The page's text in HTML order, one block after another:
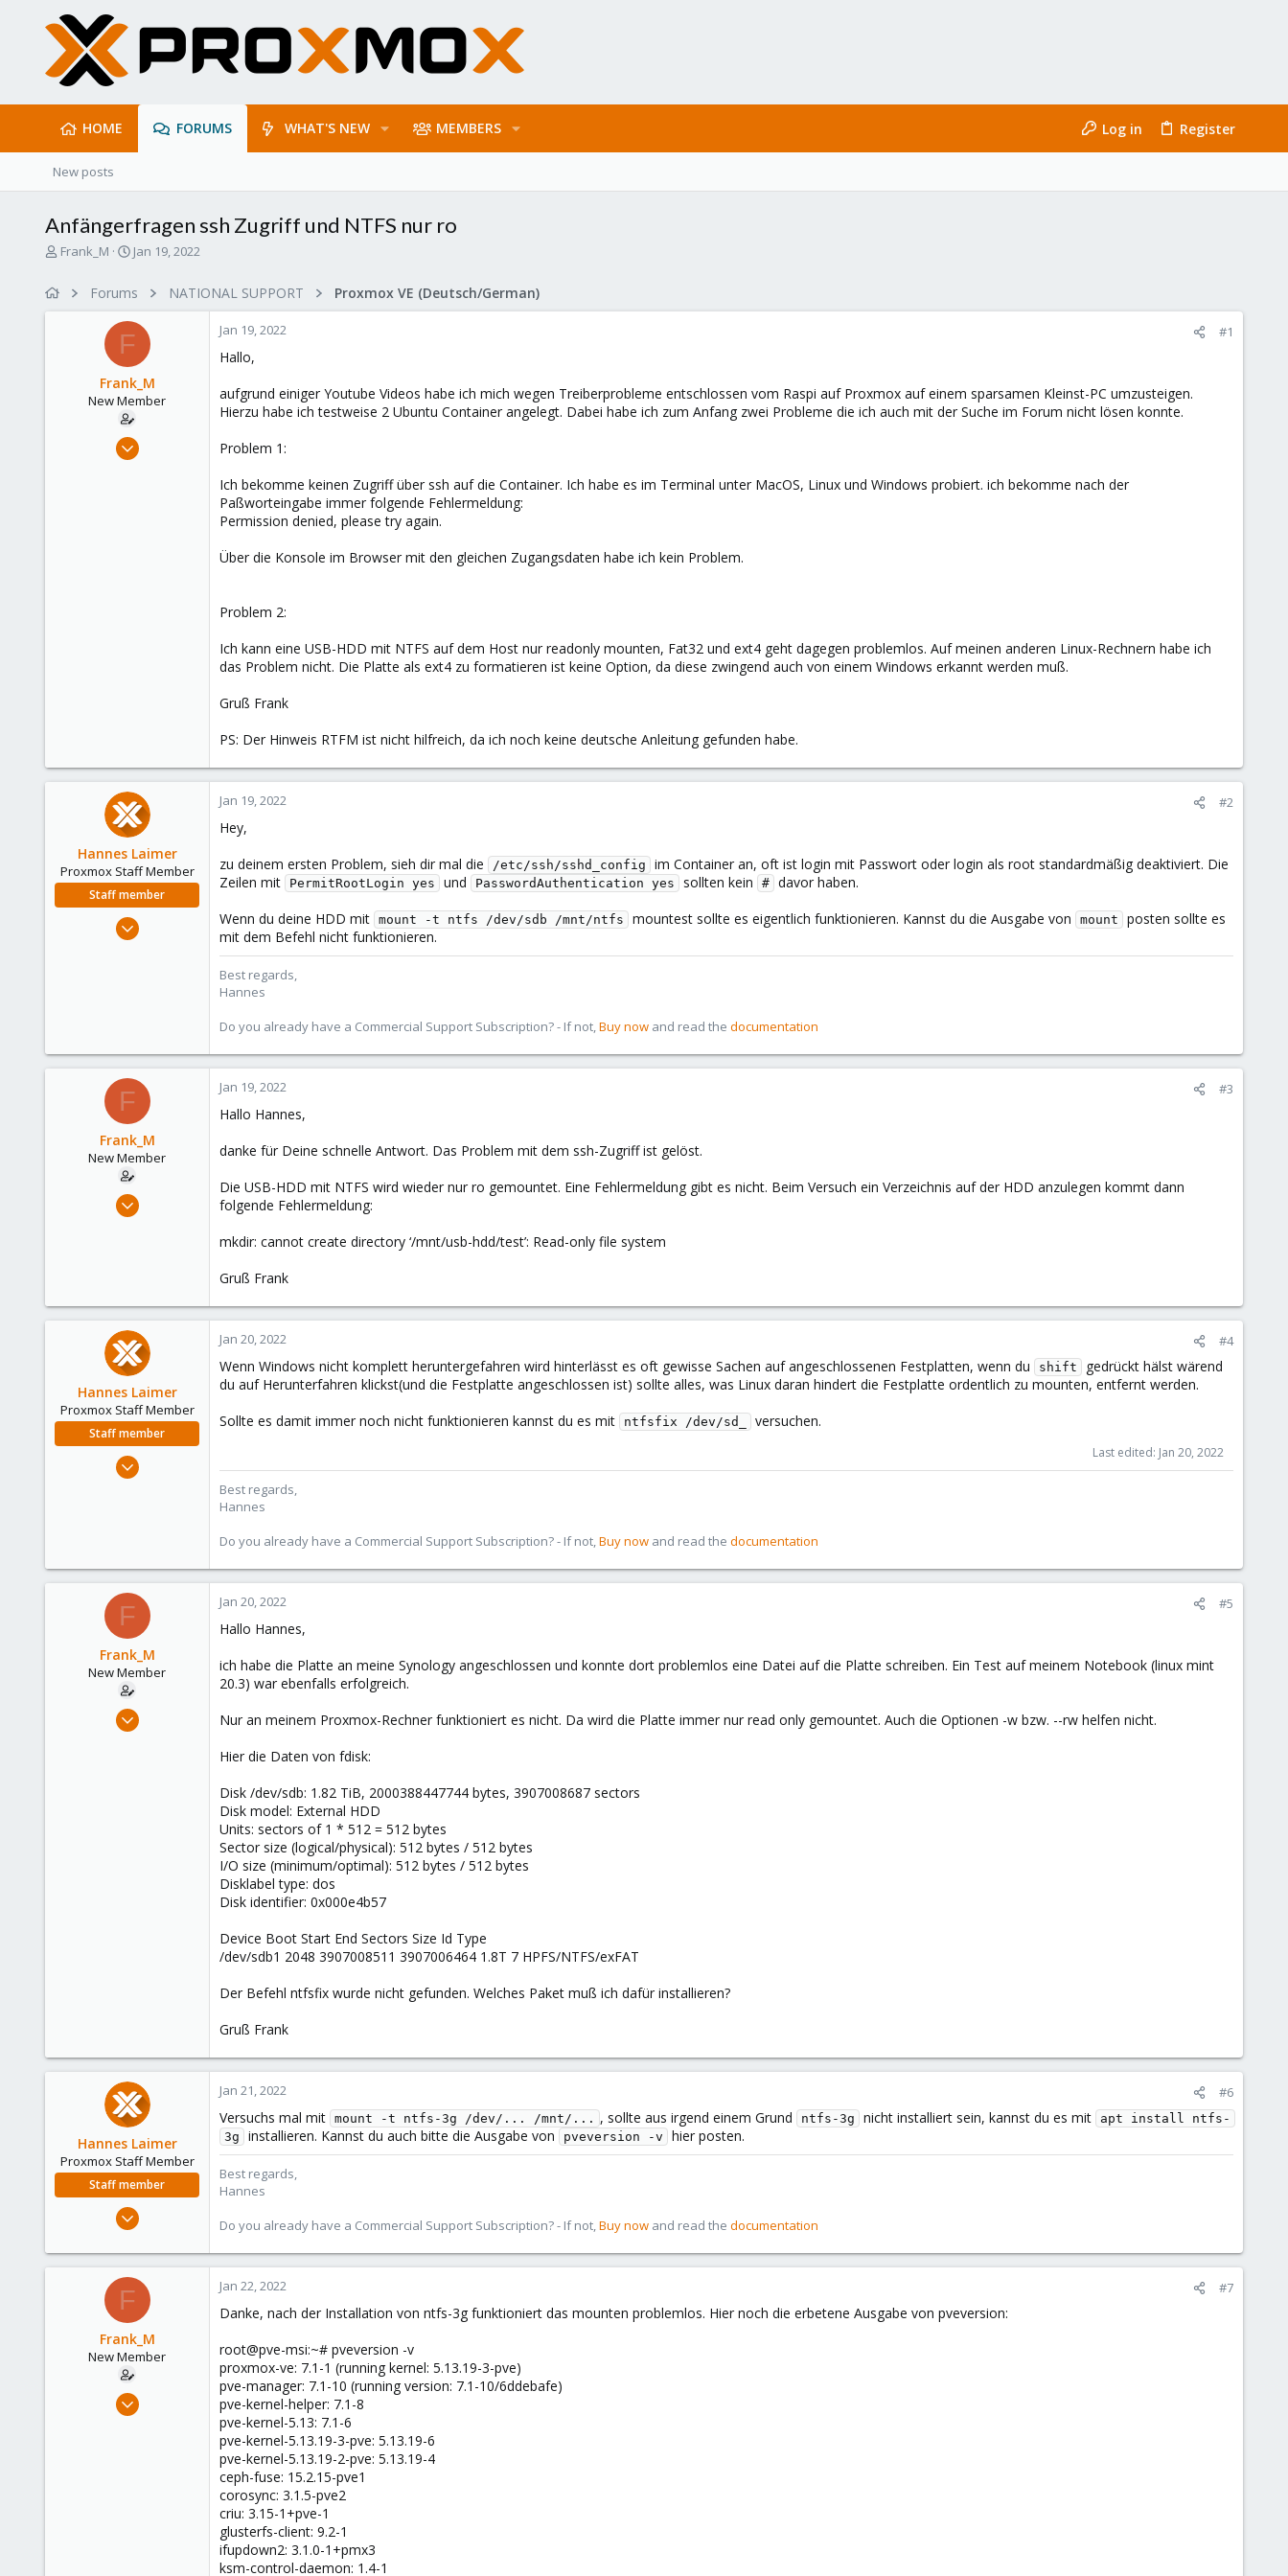
HOME FORUMS WHAT'S NEW MEMBERS Log in Register
New posts
Anfängerfragen ssh Zugriff und NTFS nur ro
T
Frank_M
S
r
t
d
t
e
Jan 19, 2022
Forums NATIONAL SUPPORT Proxmox VE (Deutsch/German)
F
Frank_M
New Member
Jan 18, 2022
Jan 19, 2022 #1
Hallo,
aufgrund einiger Youtube Videos habe ich mich wegen Treiberprobleme entschlossen vom Raspi auf Proxmox auf einem sparsamen Kleinst-PC umzusteigen.
Hierzu habe ich testweise 2 Ubuntu Container angelegt. Dabei habe ich zum Anfang zwei Probleme die ich auch mit der Suche im Forum nicht lösen konnte.
Problem 1:
Ich bekomme keinen Zugriff über ssh auf die Container. Ich habe es im Terminal unter MacOS, Linux und Windows probiert. ich bekomme nach der
Paßworteingabe immer folgende Fehlermeldung:
Permission denied, please try again.
Über die Konsole im Browser mit den gleichen Zugangsdaten habe ich kein Problem.
Problem 2:
Ich kann eine USB-HDD mit NTFS auf dem Host nur readonly mounten, Fat32 und ext4 geht dagegen problemlos. Auf meinen anderen Linux-Rechnern habe ich
das Problem nicht. Die Platte als ext4 zu formatieren ist keine Option, da diese zwingend auch von einem Windows erkannt werden muß.
Gruß Frank
PS: Der Hinweis RTFM ist nicht hilfreich, da ich noch keine deutsche Anleitung gefunden habe.
Hannes Laimer
Proxmox Staff Member
Staff member
Jul 27, 2020
Jan 19, 2022 #2
Hey,
zu deinem ersten Problem, sieh dir mal die
/etc/ssh/sshd_config
im Container an, oft ist login mit Passwort oder login als root standardmäßig deaktiviert. Die
Zeilen mit
PermitRootLogin yes und PasswordAuthentication yes sollten kein # davor haben.
Wenn du deine HDD mit mount -t ntfs /dev/sdb /mnt/ntfs mountest sollte es eigentlich funktionieren. Kannst du die Ausgabe von mount
posten sollte es
mit dem Befehl nicht funktionieren.
Best regards,
Hannes
Do you already have a Commercial Support Subscription? - If not,Buy now and read the documentation
F
Frank_M
New Member
Jan 18, 2022
Jan 19, 2022 #3
Hallo Hannes,
danke für Deine schnelle Antwort. Das Problem mit dem ssh-Zugriff ist gelöst.
Die USB-HDD mit NTFS wird wieder nur ro gemountet. Eine Fehlermeldung gibt es nicht. Beim Versuch ein Verzeichnis auf der HDD anzulegen kommt dann
folgende Fehlermeldung:
mkdir: cannot create directory ‘/mnt/usb-hdd/test’: Read-only file system
Gruß Frank
Hannes Laimer
Proxmox Staff Member
Staff member
Jul 27, 2020
Jan 20, 2022 #4
Wenn Windows nicht komplett heruntergefahren wird hinterlässt es oft gewisse Sachen auf angeschlossenen Festplatten, wenn du shift
gedrückt hälst wärend
du auf Herunterfahren klickst(und die Festplatte angeschlossen ist) sollte alles, was Linux daran hindert die Festplatte ordentlich zu mounten, entfernt werden.
Sollte es damit immer noch nicht funktionieren kannst du es mit
ntfsfix /dev/sd_ versuchen.
Last edited: Jan 20, 2022
Best regards,
Hannes
Do you already have a Commercial Support Subscription? - If not,Buy now and read the documentation
F
Frank_M
New Member
Jan 18, 2022
Jan 20, 2022 #5
Hallo Hannes,
ich habe die Platte an meine Synology angeschlossen und konnte dort problemlos eine Datei auf die Platte schreiben. Ein Test auf meinem Notebook (linux mint
20.3) war ebenfalls erfolgreich.
Nur an meinem Proxmox-Rechner funktioniert es nicht. Da wird die Platte immer nur read only gemountet. Auch die Optionen -w bzw. --rw helfen nicht.
Hier die Daten von fdisk:
Disk /dev/sdb: 1.82 TiB, 2000388447744 bytes, 3907008687 sectors
Disk model: External HDD
Units: sectors of 1 * 512 = 512 bytes
Sector size (logical/physical): 512 bytes / 512 bytes
I/O size (minimum/optimal): 512 bytes / 512 bytes
Disklabel type: dos
Disk identifier: 0x000e4b57
Device Boot Start End Sectors Size Id Type
/dev/sdb1 2048 3907008511 3907006464 1.8T 7 HPFS/NTFS/exFAT
Der Befehl ntfsfix wurde nicht gefunden. Welches Paket muß ich dafür installieren?
Gruß Frank
Hannes Laimer
Proxmox Staff Member
Staff member
Jul 27, 2020
246
Jan 21, 2022 #6
Versuchs mal mit mount -t ntfs-3g /dev/... /mnt/... , sollte aus irgend einem Grund ntfs-3g nicht installiert sein, kannst du es mit
apt install ntfs-
3g
installieren. Kannst du auch bitte die Ausgabe von pveversion -v hier posten.
Best regards,
Hannes
Do you already have a Commercial Support Subscription? - If not,Buy now and read the documentation
F
Frank_M
New Member
Jan 18, 2022
Jan 22, 2022 #7
Danke, nach der Installation von ntfs-3g funktioniert das mounten problemlos. Hier noch die erbetene Ausgabe von pveversion:
root@pve-msi:~# pveversion -v
proxmox-ve: 7.1-1 (running kernel: 5.13.19-3-pve)
pve-manager: 7.1-10 (running version: 7.1-10/6ddebafe)
pve-kernel-helper: 7.1-8
pve-kernel-5.13: 7.1-6
pve-kernel-5.13.19-3-pve: 5.13.19-6
pve-kernel-5.13.19-2-pve: 5.13.19-4
ceph-fuse: 15.2.15-pve1
corosync: 3.1.5-pve2
criu: 3.15-1+pve-1
glusterfs-client: 9.2-1
ifupdown2: 3.1.0-1+pmx3
ksm-control-daemon: 1.4-1